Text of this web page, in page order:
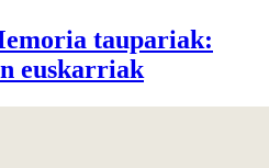
taupariak:
euskarriak